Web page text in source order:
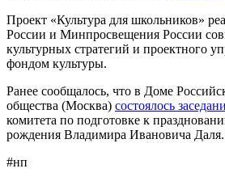
Проект «Культура для школьников»
России и Минпросвещения России
культурных стратегий и проектного
фондом культуры.
Ранее сообщалось, что в Доме
общества (Москва) состоялось
комитета по подготовке к
рождения Владимира Ивановича Даля.
#нп